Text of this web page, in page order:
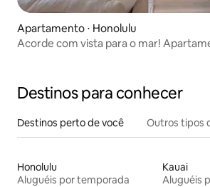
Apartamento ⋅ Honolulu
Acorde com vista para o mar!
Destinos para conhecer
Destinos perto de você Outros tipos
Honolulu
Aluguéis por temporada
Kauai
Aluguéis